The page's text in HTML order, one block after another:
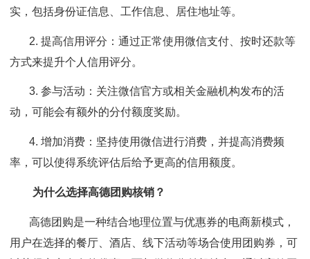
实，包括身份证信息、工作信息、居住地址等。
2. 提高信用评分：通过正常使用微信支付、按时还款等
方式来提升个人信用评分。
3. 参与活动：关注微信官方或相关金融机构发布的活
动，可能会有额外的分付额度奖励。
4. 增加消费：坚持使用微信进行消费，并提高消费频
率，可以使得系统评估后给予更高的信用额度。
为什么选择高德团购核销？
高德团购是一种结合地理位置与优惠券的电商新模式，
用户在选择的餐厅、酒店、线下活动等场合使用团购券，可